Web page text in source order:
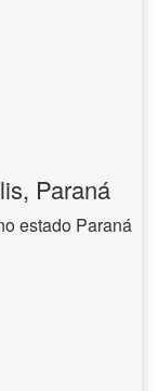
Paraná
estado Paraná